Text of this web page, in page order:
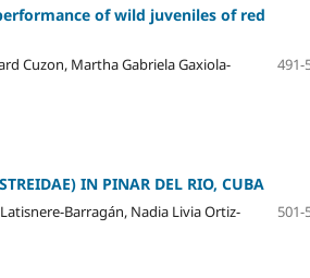
of wild juveniles of red
Cuzon, Martha Gabriela Gaxiola-
491-
IN PINAR DEL RIO, CUBA
Barragán, Nadia Livia Ortiz-
501-